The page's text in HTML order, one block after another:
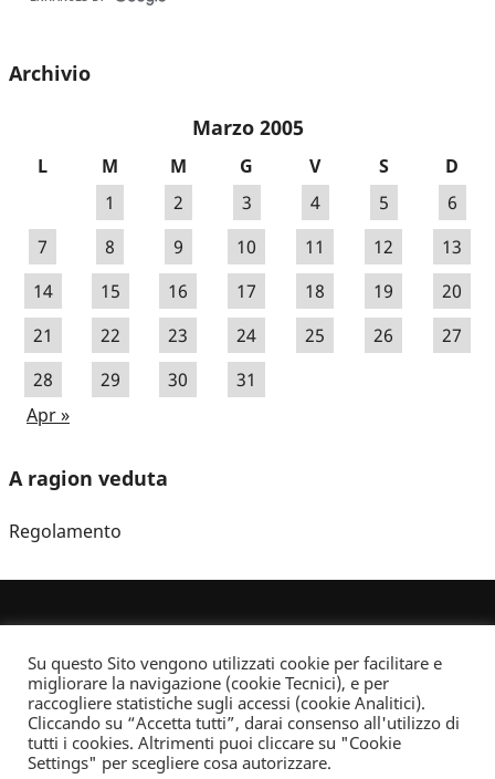
Archivio
Marzo 2005
L M M G V S
D
1
2 3 4 5
6
7
8 9 10 11 12
13
14
15 16 17 18 19
20
21
22 23 24 25 26
27
28
29 30
31
Apr »
A ragion veduta
Regolamento
Dove non indicato altrimenti quest’opera è distribuita con Licenza
Creative Commons Attribuzione - Non commerciale - Non opere derivate 2.5 Italia
Su questo Sito vengono utilizzati cookie per facilitare e
migliorare la navigazione (cookie Tecnici), e per
raccogliere statistiche sugli accessi (cookie Analitici).
Cliccando su “Accetta tutti”, darai consenso all'utilizzo di
tutti i cookies. Altrimenti puoi cliccare su "Cookie
Settings" per scegliere cosa autorizzare.